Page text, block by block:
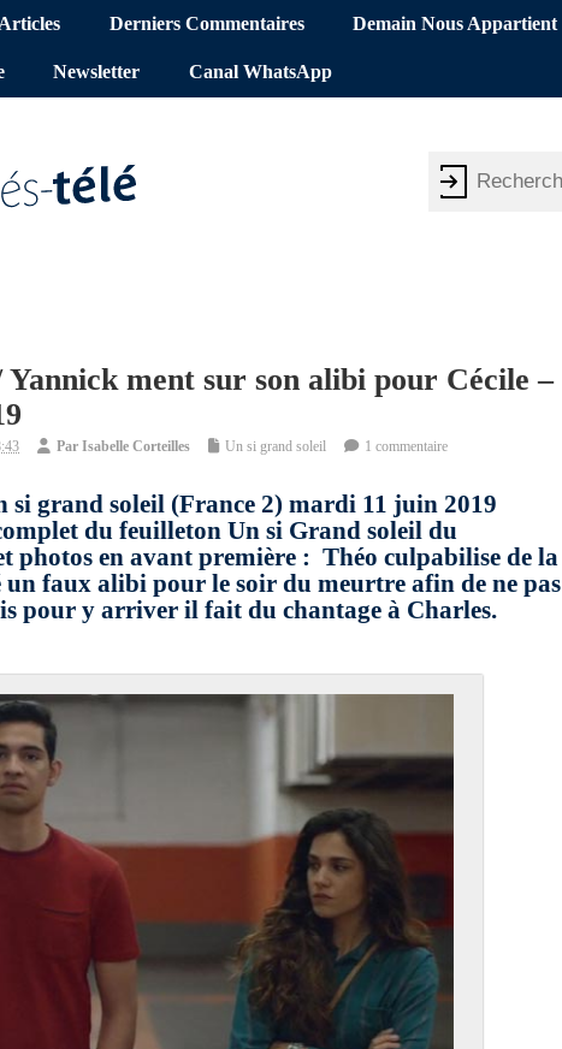
Derniers Commentaires Demain Nous Appartient
Newsletter Canal WhatsApp
ment sur son alibi pour Cécile –
Par Isabelle Corteilles Un si grand soleil 1 commentaire
si grand soleil (France 2) mardi 11 juin 2019
du feuilleton Un si Grand soleil du
photos en avant première : Théo culpabilise de la
faux alibi pour le soir du meurtre afin de ne pas
pour y arriver il fait du chantage à Charles.